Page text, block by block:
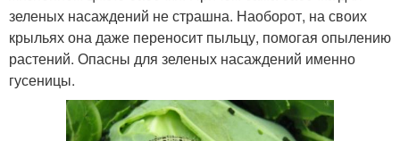
зеленых насаждений не страшна. Наоборот, на своих
крыльях она даже переносит пыльцу, помогая опылению
растений. Опасны для зеленых насаждений именно
гусеницы.